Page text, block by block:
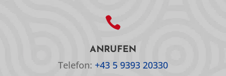

ANRUFEN
Telefon: +43 5 9393 20330